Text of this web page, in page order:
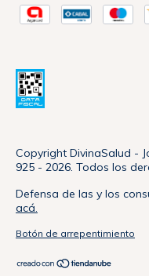
Copyright DivinaSalud -
925 - 2026. Todos los
Defensa de las y los
acá.
Botón de arrepentimiento